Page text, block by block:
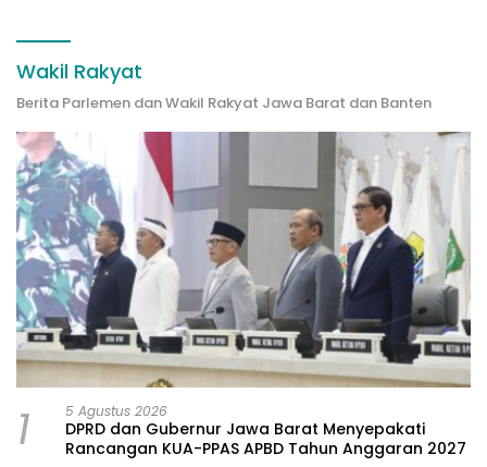
Wakil Rakyat
Berita Parlemen dan Wakil Rakyat Jawa Barat dan Banten
1 5 Agustus 2026
DPRD dan Gubernur Jawa Barat Menyepakati
Rancangan KUA-PPAS APBD Tahun Anggaran 2027